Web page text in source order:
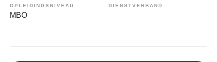
OPLEIDINGSNIVEAU
MBO
DIENSTVERBAND